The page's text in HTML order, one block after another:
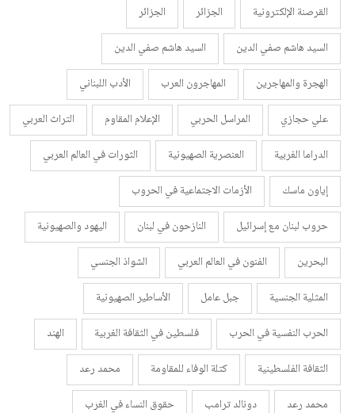
القرصنة الإلكترونية
الجزائر
الجزائر
السيد هاشم صفي الدين
السيد هاشم صفي الدين
الهجرة والمهاجرين
المهاجرون العرب
الأدب اللبناني
علي حجازي
المراسل الحربي الإعلام المقاوم
التراث العربي
الدراما الغربية
العنصرية الصهيونية
الثورات في العالم العربي
إياون ماسك
الأزمات الاجتماعية في الحروب
حروب لبنان مع إسرائيل
النازحون في لبنان
اليهود والصهيونية
البحرين
الفنون في العالم العربي
الشواذ الجنسي
المثلية الجنسية
جبل عامل
الأساطير الصهيونية
الحرب النفسية في الحرب
فلسطين في الثقافة الغربية
الهند
الثقافة الفلسطينية
كتلة الوفاء للمقاومة
محمد رعد
محمد رعد
دونالد ترامب
حقوق النساء في الغرب